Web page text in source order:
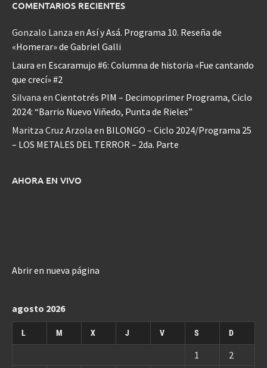
COMENTARIOS RECIENTES
Gonzalo Lanza en Así y Asá. Programa 10. Reseña de
«Homerar» de Gabriel Galli
Laura en Escaramujo #6: Columna de historia «Fue cantando
que crecí» #2
Silvana en Cientotrés PIM – Decimoprimer Programa, Ciclo
2024: “Barrio Nuevo Viñedo, Punta de Rieles”
Maritza Cruz Arzola en BILONGO – Ciclo 2024/Programa 25
– LOS METALES DEL TERROR – 2da. Parte
AHORA EN VIVO
Abrir en nueva página
agosto 2026
L M X J V S D
1 2